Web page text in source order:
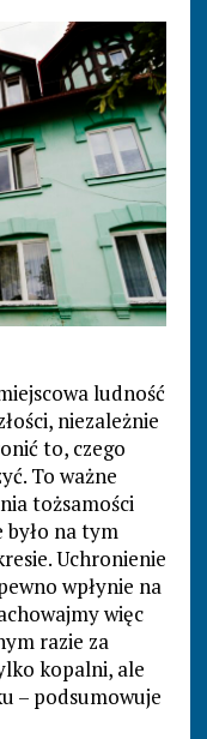
ludność
niezależnie
to, czego
To ważne
tożsamości
na tym
Uchronienie
wpłynie na
więc
razie za
kopalni, ale
– podsumowuje